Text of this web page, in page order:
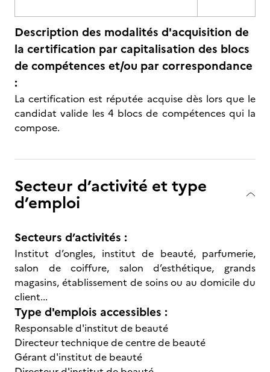
Description des modalités d'acquisition de
la certification par capitalisation des blocs
de compétences et/ou par correspondance
:
La certification est réputée acquise dès lors que le
candidat valide les 4 blocs de compétences qui la
compose.
Secteur d’activité et type
d’emploi
Secteurs d’activités :
Institut d’ongles, institut de beauté, parfumerie,
salon de coiffure, salon d’esthétique, grands
magasins, établissement de soins ou au domicile du
client...
Type d'emplois accessibles :
Responsable d'institut de beauté
Directeur technique de centre de beauté
Gérant d'institut de beauté